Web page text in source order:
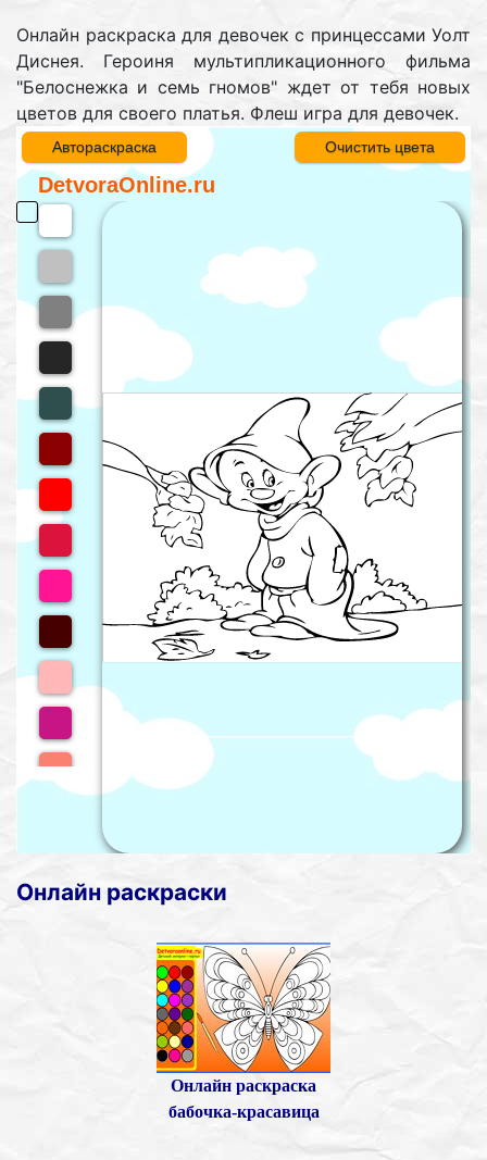
Онлайн раскраска для девочек с принцессами Уолт
Диснея. Героиня мультипликационного фильма
"Белоснежка и семь гномов" ждет от тебя новых
цветов для своего платья. Флеш игра для девочек.
Автораскраска Очистить цвета
DetvoraOnline.ru
Онлайн раскраски
Онлайн раскраска
бабочка-красавица